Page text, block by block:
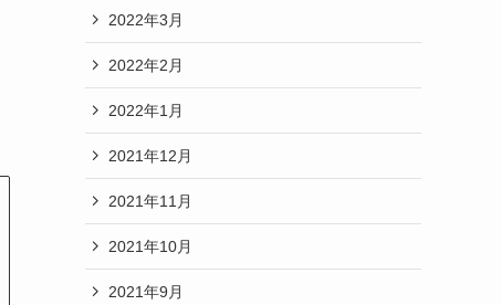
2022年3月
2022年2月
2022年1月
2021年12月
2021年11月
2021年10月
2021年9月